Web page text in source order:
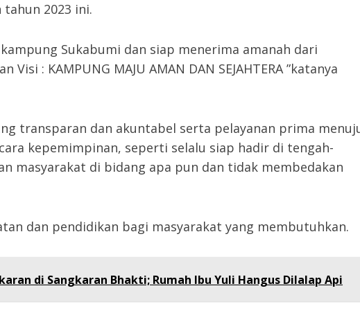
2023 ini.
Sukabumi dan siap menerima amanah dari
: KAMPUNG MAJU AMAN DAN SEJAHTERA ”katanya
transparan dan akuntabel serta pelayanan prima
kepemimpinan, seperti selalu siap hadir di tengah-
masyarakat di bidang apa pun dan tidak membedakan
dan pendidikan bagi masyarakat yang membutuhkan.
di Sangkaran Bhakti; Rumah Ibu Yuli Hangus Dilalap Api